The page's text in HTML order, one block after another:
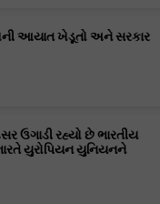
આયાત ખેડૂતો અને સરકાર
ઉગાડી રહ્યો છે ભારતીય
યુરોપિયન યુનિયનને